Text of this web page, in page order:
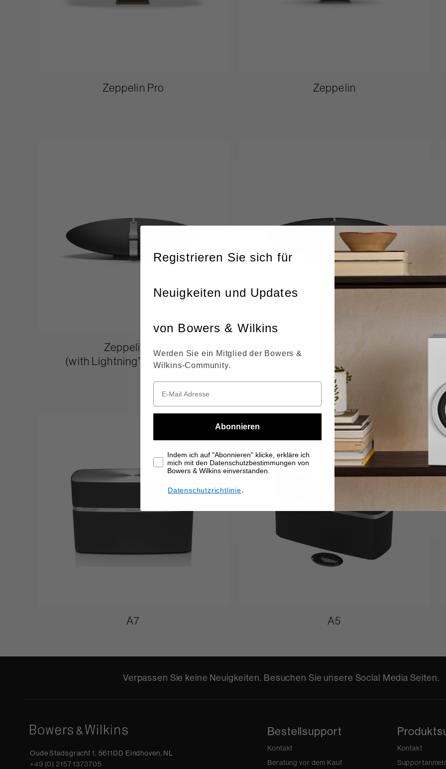
Zeppelin Pro Zeppelin
Zeppelin Air
(with Lightning™ connector)
A7 A5
Verpassen Sie keine Neuigkeiten. Besuchen Sie unsere Social Media Seiten.
Oude Stadsgracht 1, 5611DD Eindhoven, NL
+49 (0) 2157 1373705
Bestellsupport
Kontakt
Beratung vor dem Kauf
Kontakt
Registrieren Sie sich für
Neuigkeiten und Updates
von Bowers & Wilkins
Werden Sie ein Mitglied der Bowers &
Wilkins-Community.
Abonnieren
Indem ich auf "Abonnieren" klicke, erkläre ich
mich mit den Datenschutzbestimmungen von
Bowers & Wilkins einverstanden.
Datenschutzrichtlinie.